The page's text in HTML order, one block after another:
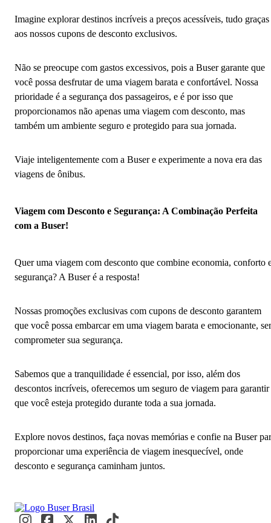
Imagine explorar destinos incríveis a preços acessíveis, tudo graças
aos nossos cupons de desconto exclusivos.
Não se preocupe com gastos excessivos, pois a Buser garante que
você possa desfrutar de uma viagem barata e confortável. Nossa
prioridade é a segurança dos passageiros, e é por isso que
proporcionamos não apenas uma viagem com desconto, mas
também um ambiente seguro e protegido para sua jornada.
Viaje inteligentemente com a Buser e experimente a nova era das
viagens de ônibus.
Viagem com Desconto e Segurança: A Combinação Perfeita
com a Buser!
Quer uma viagem com desconto que combine economia, conforto
segurança? A Buser é a resposta!
Nossas promoções exclusivas com cupons de desconto garantem
que você possa embarcar em uma viagem barata e emocionante,
comprometer sua segurança.
Sabemos que a tranquilidade é essencial, por isso, além dos
descontos incríveis, oferecemos um seguro de viagem para garantir
que você esteja protegido durante toda a sua jornada.
Explore novos destinos, faça novas memórias e confie na Buser
proporcionar uma experiência de viagem inesquecível, onde
desconto e segurança caminham juntos.